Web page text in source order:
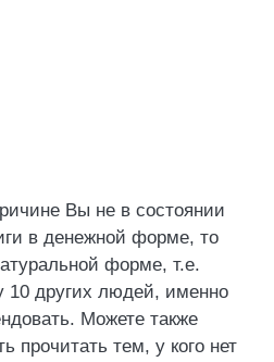
Вы не в состоянии
в денежной форме, то
форме, т.е.
10 других людей, именно
Можете также
прочитать тем, у кого нет